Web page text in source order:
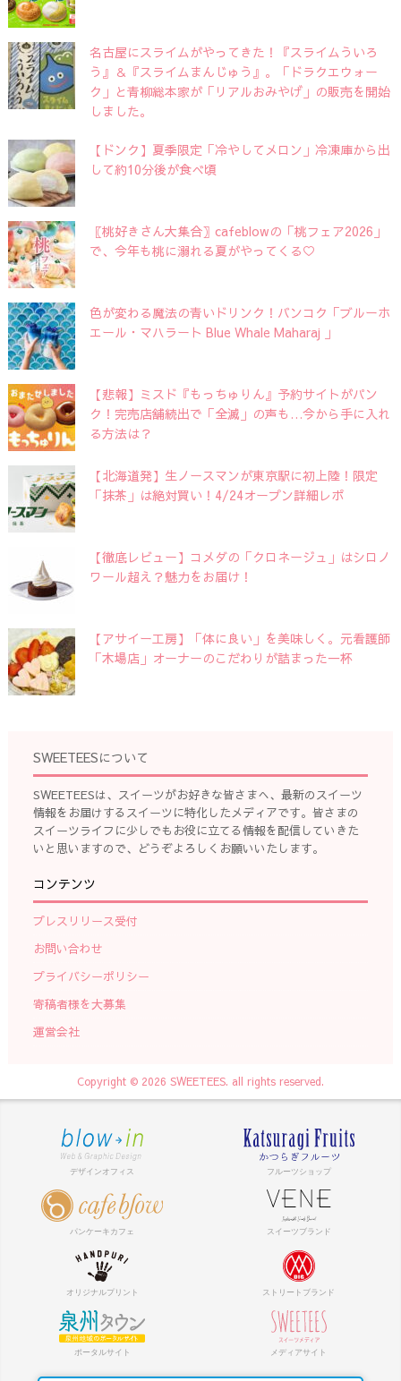
名古屋にスライムがやってきた！『スライムういろ
う』＆『スライムまんじゅう』。「ドラクエウォー
ク」と青柳総本家が「リアルおみやげ」の販売を開始
しました。
【ドンク】夏季限定「冷やしてメロン」冷凍庫から出
して約10分後が食べ頃
〖桃好きさん大集合〗cafeblowの「桃フェア2026」
で、今年も桃に溺れる夏がやってくる♡
色が変わる魔法の青いドリンク！バンコク「ブルーホ
エール・マハラート Blue Whale Maharaj 」
【悲報】ミスド『もっちゅりん』予約サイトがパン
ク！完売店舗続出で「全滅」の声も…今から手に入れ
る方法は？
【北海道発】生ノースマンが東京駅に初上陸！限定
「抹茶」は絶対買い！4/24オープン詳細レポ
【徹底レビュー】コメダの「クロネージュ」はシロノ
ワール超え？魅力をお届け！
【アサイー工房】「体に良い」を美味しく。元看護師
「木場店」オーナーのこだわりが詰まった一杯
SWEETEESについて
SWEETEESは、スイーツがお好きな皆さまへ、最新のスイーツ
情報をお届けするスイーツに特化したメディアです。皆さまの
スイーツライフに少しでもお役に立てる情報を配信していきた
いと思いますので、どうぞよろしくお願いいたします。
コンテンツ
プレスリリース受付
お問い合わせ
プライバシーポリシー
寄稿者様を大募集
運営会社
Copyright © 2026 SWEETEES. all rights reserved.